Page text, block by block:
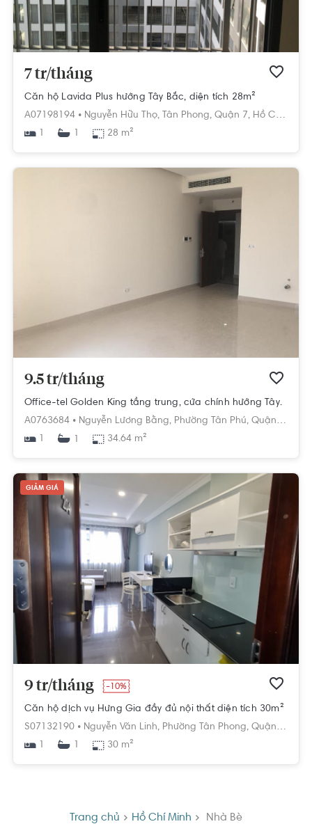
7 tr/tháng
Căn hộ Lavida Plus hướng Tây Bắc, diện tích 28m²
A07198194 • Nguyễn Hữu Thọ, Tân Phong, Quận 7, Hồ Chí Minh
1
1 28 m²
9.5 tr/tháng
Office-tel Golden King tầng trung, cửa chính hướng Tây.
A0763684 • Nguyễn Lương Bằng, Phường Tân Phú, Quận 7,
1
34.64 m²
GIẢM GIÁ
9 tr/tháng -10%
Căn hộ dịch vụ Hưng Gia đầy đủ nội thất diện tích 30m²
S07132190 • Nguyễn Văn Linh, Phường Tân Phong, Quận 7,
1 30 m²
Trang chủ Hồ Chí Minh Nhà Bè